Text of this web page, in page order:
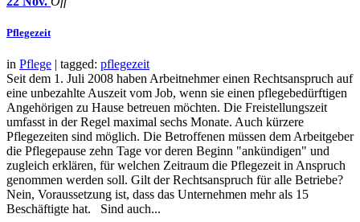
Pflegezeit
in Pflege | tagged: pflegezeit
Seit dem 1. Juli 2008 haben Arbeitnehmer einen Rechtsanspruch auf
eine unbezahlte Auszeit vom Job, wenn sie einen pflegebedürftigen
Angehörigen zu Hause betreuen möchten. Die Freistellungszeit
umfasst in der Regel maximal sechs Monate. Auch kürzere
Pflegezeiten sind möglich. Die Betroffenen müssen dem Arbeitgeber
die Pflegepause zehn Tage vor deren Beginn "ankündigen" und
zugleich erklären, für welchen Zeitraum die Pflegezeit in Anspruch
genommen werden soll. Gilt der Rechtsanspruch für alle Betriebe?
Nein, Voraussetzung ist, dass das Unternehmen mehr als 15
Beschäftigte hat. Sind auch...